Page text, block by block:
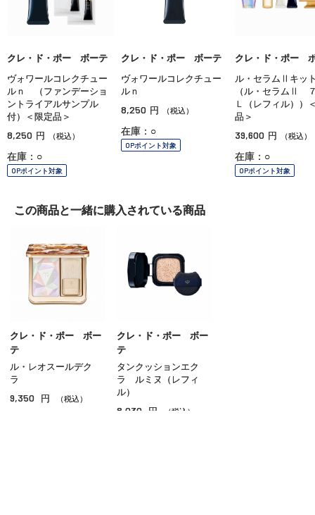
クレ・ド・ポー ボーテ
ヴォワールコレクチュー
ルｎ （ファンデーショ
ントライアルサンプル
付）＜限定品＞
8,250 円 （税込）
在庫：○
OPポイント対象
クレ・ド・ポー ボーテ
ヴォワールコレクチュー
ルｎ
8,250 円 （税込）
在庫：○
OPポイント対象
クレ・ド・ポー
ル・セラムⅡキッ
（ル・セラムⅡ
Ｌ（レフィル））
品＞
39,600 円 （税込）
在庫：○
OPポイント対象
この商品と一緒に購入されている商品
クレ・ド・ポー ボー
テ
ル・レオスールデク
ラ
9,350 円 （税込）
クレ・ド・ポー ボー
テ
タンクッションエク
ラ ルミヌ（レフィ
ル）
8,030 円 （税込）